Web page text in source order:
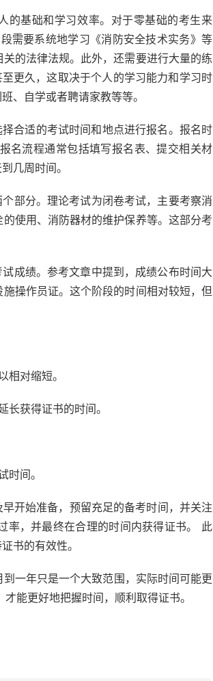
的基础和学习效率。对于零基础的考生来
需要系统地学习《消防安全技术实务》等
的法律法规。此外，还需要进行大量的练
更久，这取决于个人的学习能力和学习时
、自学或者聘请家教等等。
合适的考试时间和地点进行报名。报名时
名流程通常包括填写报名表、提交相关材
几周时间。
部分。理论考试为闭卷考试，主要考察消
使用、消防器材的维护保养等。这部分考
成绩。参考文章中提到，成绩公布时间大
操作员证。这个阶段的时间相对较短，但
相对缩短。
获得证书的时间。
间。
开始准备，预留充足的备考时间，并关注
率，并最终在合理的时间内获得证书。 此
书的有效性。
一年只是一个大致范围，实际时间可能更
能更好地把握时间，顺利取得证书。